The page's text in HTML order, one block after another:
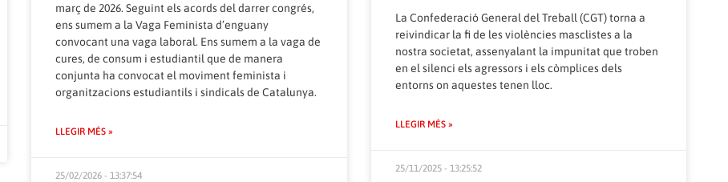
març de 2026. Seguint els acords del darrer congrés,
ens sumem a la Vaga Feminista d’enguany
convocant una vaga laboral. Ens sumem a la vaga de
cures, de consum i estudiantil que de manera
conjunta ha convocat el moviment feminista i
organitzacions estudiantils i sindicals de Catalunya.
LLEGIR MÉS »
25/02/2026 - 13:37:54
La Confederació General del Treball (CGT) torna a
reivindicar la fi de les violències masclistes a la
nostra societat, assenyalant la impunitat que troben
en el silenci els agressors i els còmplices dels
entorns on aquestes tenen lloc.
LLEGIR MÉS »
25/11/2025 - 13:25:52